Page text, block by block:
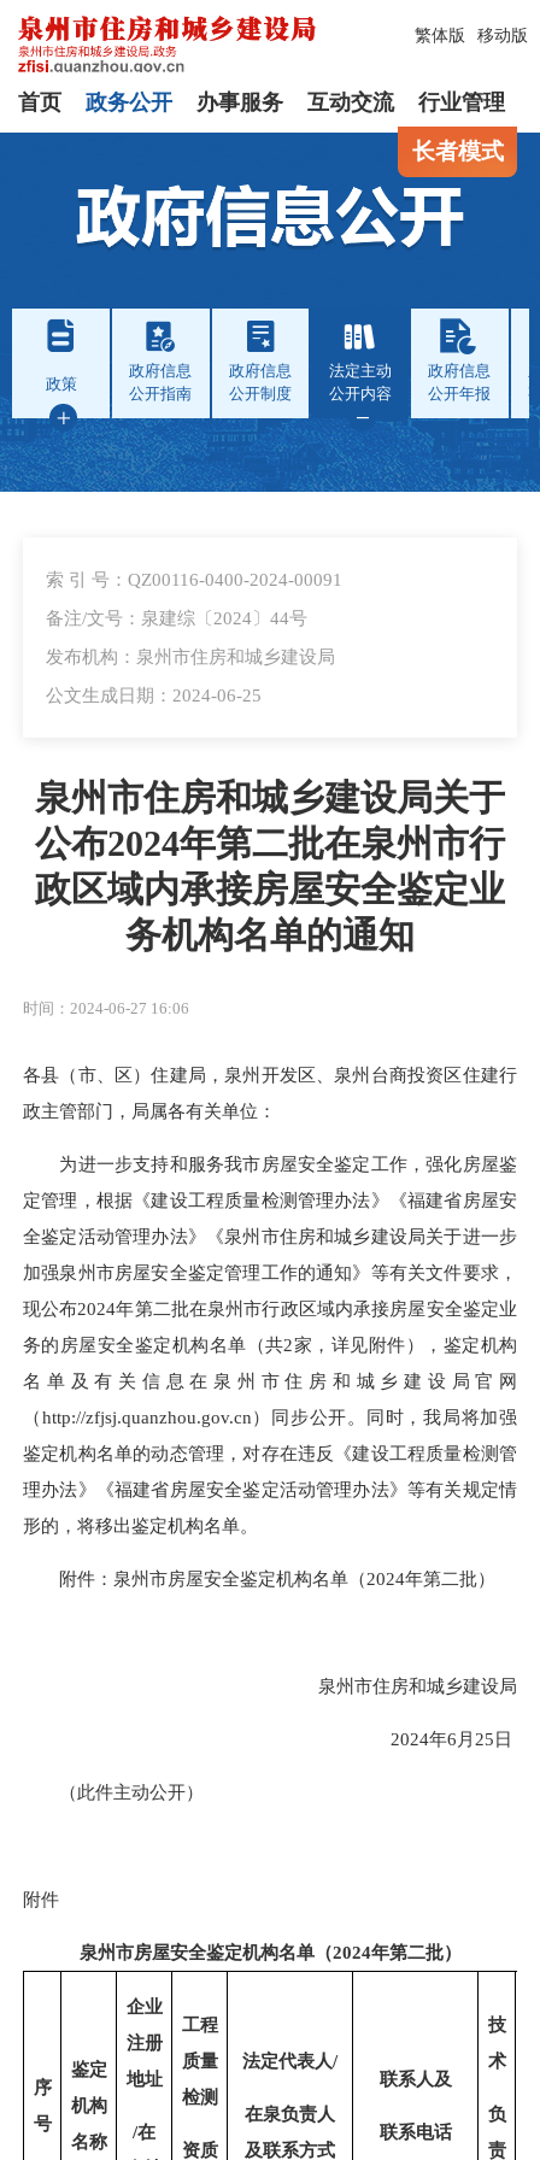
繁体版 移动版
首页 政务公开 办事服务 互动交流 行业管理
长者模式
政策
政府信息
公开指南
政府信息
公开制度
法定主动
公开内容
政府信息
公开年报
索 引 号：QZ00116-0400-2024-00091
备注/文号：泉建综〔2024〕44号
发布机构：泉州市住房和城乡建设局
公文生成日期：2024-06-25
泉州市住房和城乡建设局关于
公布2024年第二批在泉州市行
政区域内承接房屋安全鉴定业
务机构名单的通知
时间：2024-06-27 16:06
各县（市、区）住建局，泉州开发区、泉州台商投资区住建行
政主管部门，局属各有关单位：
为进一步支持和服务我市房屋安全鉴定工作，强化房屋鉴
定管理，根据《建设工程质量检测管理办法》《福建省房屋安
全鉴定活动管理办法》《泉州市住房和城乡建设局关于进一步
加强泉州市房屋安全鉴定管理工作的通知》等有关文件要求，
现公布2024年第二批在泉州市行政区域内承接房屋安全鉴定业
务的房屋安全鉴定机构名单（共2家，详见附件），鉴定机构
名单及有关信息在泉州市住房和城乡建设局官网
（http://zfjsj.quanzhou.gov.cn）同步公开。同时，我局将加强
鉴定机构名单的动态管理，对存在违反《建设工程质量检测管
理办法》《福建省房屋安全鉴定活动管理办法》等有关规定情
形的，将移出鉴定机构名单。
附件：泉州市房屋安全鉴定机构名单（2024年第二批）
泉州市住房和城乡建设局
2024年6月25日
（此件主动公开）
附件
泉州市房屋安全鉴定机构名单（2024年第二批）
序
号
鉴定
机构
名称
企业
注册
地址
/在
工程
质量
检测
资质
法定代表人/
在泉负责人
及联系方式
联系人及
联系电话
技
术
负
责